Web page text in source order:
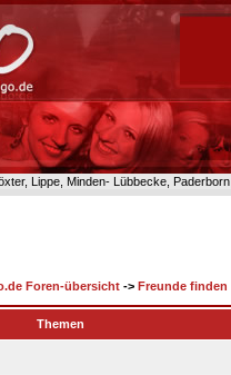
Lippe, Minden- Lübbecke, Paderborn
Foren-übersicht -> Freunde finden
Themen